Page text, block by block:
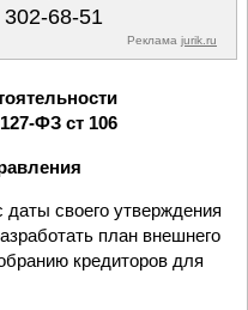
68-51
Реклама jurik.ru
ФЗ ст 106
своего утверждения
план внешнего
кредиторов для